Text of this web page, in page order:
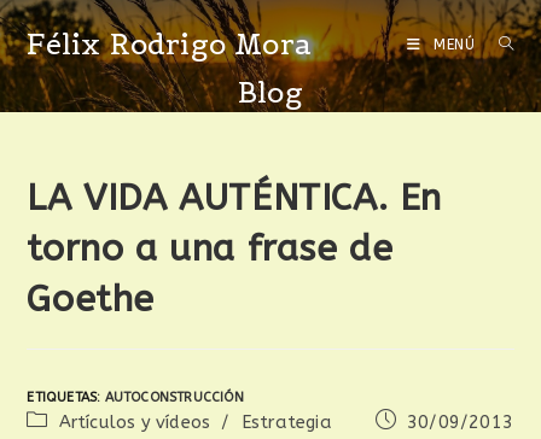
Félix Rodrigo Mora MENÚ
Blog
LA VIDA AUTÉNTICA. En
torno a una frase de
Goethe
ETIQUETAS: AUTOCONSTRUCCIÓN
Artículos y vídeos / Estrategia 30/09/2013